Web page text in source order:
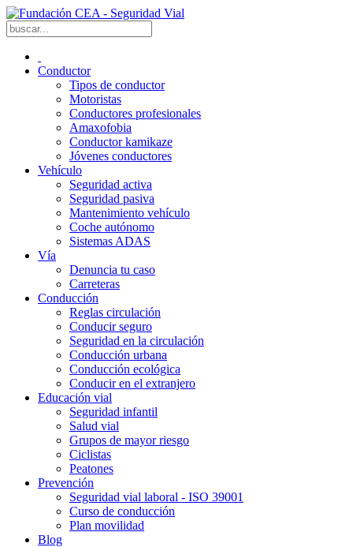
Conductor
Tipos de conductor
Motoristas
Conductores profesionales
Amaxofobia
Conductor kamikaze
Jóvenes conductores
Vehículo
Seguridad activa
Seguridad pasiva
Mantenimiento vehículo
Coche autónomo
Sistemas ADAS
Vía
Denuncia tu caso
Carreteras
Conducción
Reglas circulación
Conducir seguro
Seguridad en la circulación
Conducción urbana
Conducción ecológica
Conducir en el extranjero
Educación vial
Seguridad infantil
Salud vial
Grupos de mayor riesgo
Ciclistas
Peatones
Prevención
Seguridad vial laboral - ISO 39001
Curso de conducción
Plan movilidad
Blog